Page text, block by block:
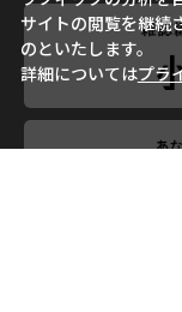
サイトの閲覧を継続
のといたします。
詳細についてはプラ